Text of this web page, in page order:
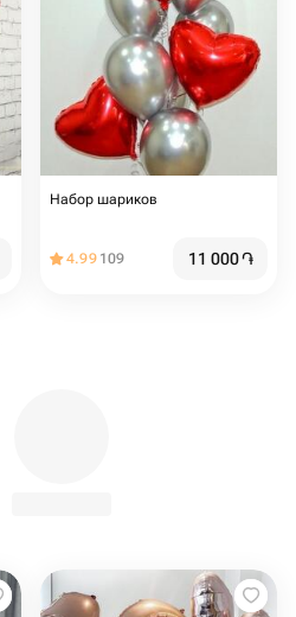
Набор шариков
4.99 109 11 000֏